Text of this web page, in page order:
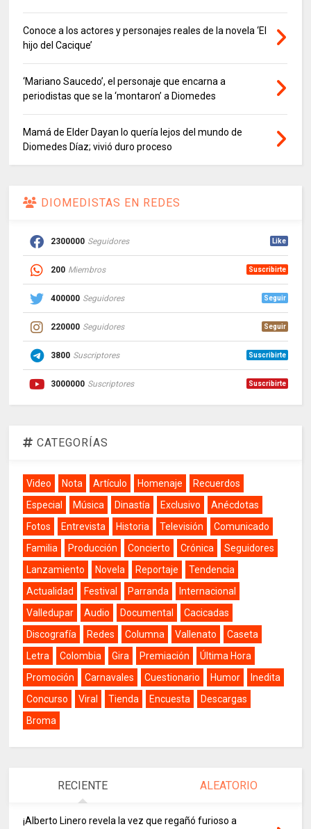
Conoce a los actores y personajes reales de la novela ‘El
hijo del Cacique’
‘Mariano Saucedo’, el personaje que encarna a
periodistas que se la ‘montaron’ a Diomedes
Mamá de Elder Dayan lo quería lejos del mundo de
Diomedes Díaz; vivió duro proceso
DIOMEDISTAS EN REDES
2300000 Seguidores Like
200 Miembros Suscribirte
400000 Seguidores Seguir
220000 Seguidores Seguir
3800 Suscriptores Suscribirte
3000000 Suscriptores Suscribirte
CATEGORÍAS
Video Nota Artículo Homenaje
Recuerdos
Especial
Música Dinastía Exclusivo
Anécdotas
Fotos
Entrevista Historia Televisión
Comunicado
Familia
Producción Concierto Crónica
Seguidores
Lanzamiento
Novela Reportaje
Tendencia
Actualidad
Festival Parranda
Internacional
Valledupar
Audio Documental
Cacicadas
Discografía
Redes Columna Vallenato
Caseta
Letra
Colombia Gira Premiación
Última Hora
Promoción
Carnavales Cuestionario Humor
Inedita
Concurso
Viral Tienda Encuesta
Descargas
Broma
RECIENTE ALEATORIO
¡Alberto Linero revela la vez que regañó furioso a